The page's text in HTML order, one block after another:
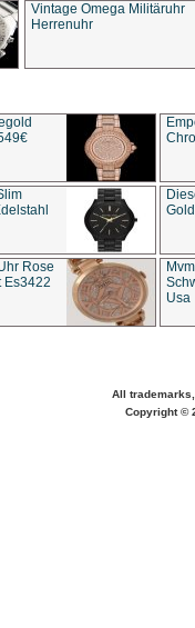
Vintage Omega Militäruhr
Herrenuhr
Rose
Es3422
Usa
All
Copyright ©